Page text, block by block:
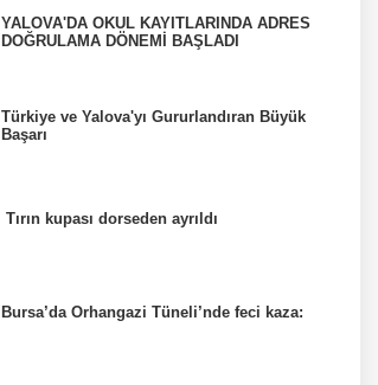
YALOVA'DA OKUL KAYITLARINDA ADRES
DOĞRULAMA DÖNEMİ BAŞLADI
Türkiye ve Yalova'yı Gururlandıran Büyük
Başarı
Tırın kupası dorseden ayrıldı
Bursa’da Orhangazi Tüneli’nde feci kaza: